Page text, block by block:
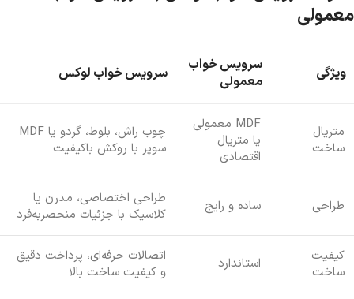
معمولی
ویژگی
سرویس خواب
معمولی
سرویس خواب لوکس
متریال
ساخت
MDF معمولی
یا متریال
اقتصادی
چوب راش، بلوط، گردو یا MDF
سوپر با روکش باکیفیت
طراحی ساده و رایج
طراحی اختصاصی، مدرن یا
کلاسیک با جزئیات منحصربه‌فرد
کیفیت
ساخت
استاندارد
اتصالات حرفه‌ای، پرداخت دقیق
و کیفیت ساخت بالا